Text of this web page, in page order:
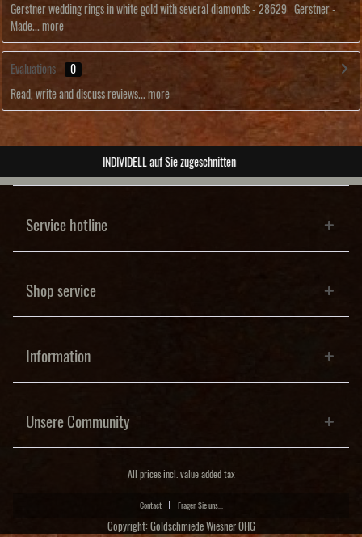
Gerstner wedding rings in white gold with several diamonds - 28629 Gerstner -
Made... more
Evaluations 0
Read, write and discuss reviews... more
ABSOLUTE Unikate
Service hotline
Shop service
Information
Unsere Community
All prices incl. value added tax
Contact Fragen Sie uns...
Copyright: Goldschmiede Wiesner OHG